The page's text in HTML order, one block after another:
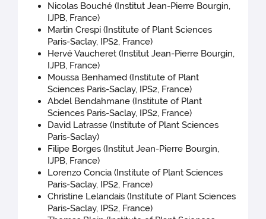
Nicolas Bouché (Institut Jean-Pierre Bourgin,
IJPB, France)
Martin Crespi (Institute of Plant Sciences
Paris-Saclay, IPS2, France)
Hervé Vaucheret (Institut Jean-Pierre Bourgin,
IJPB, France)
Moussa Benhamed (Institute of Plant
Sciences Paris-Saclay, IPS2, France)
Abdel Bendahmane (Institute of Plant
Sciences Paris-Saclay, IPS2, France)
David Latrasse (Institute of Plant Sciences
Paris-Saclay)
Filipe Borges (Institut Jean-Pierre Bourgin,
IJPB, France)
Lorenzo Concia (Institute of Plant Sciences
Paris-Saclay, IPS2, France)
Christine Lelandais (Institute of Plant Sciences
Paris-Saclay, IPS2, France)